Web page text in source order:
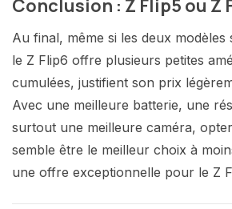
Conclusion : Z Flip5 ou Z
Au final, même si les deux
le Z Flip6 offre plusieurs petites
cumulées, justifient son prix
Avec une meilleure batterie, une
surtout une meilleure caméra,
semble être le meilleur choix à
une offre exceptionnelle pour le Z